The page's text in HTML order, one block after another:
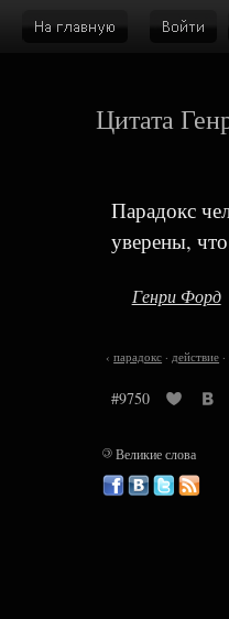
Цитата
Парадокс
уверены,
Генри Форд
‹ парадокс ·действие ·
#9750
©Великие слова